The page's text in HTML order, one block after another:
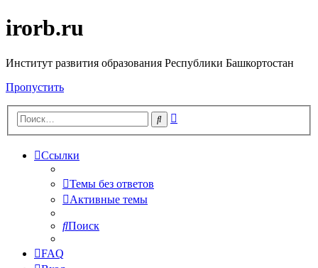
irorb.ru
Институт развития образования Республики Башкортостан
Пропустить
Поиск
Ссылки
Темы без ответов
Активные темы
Поиск
FAQ